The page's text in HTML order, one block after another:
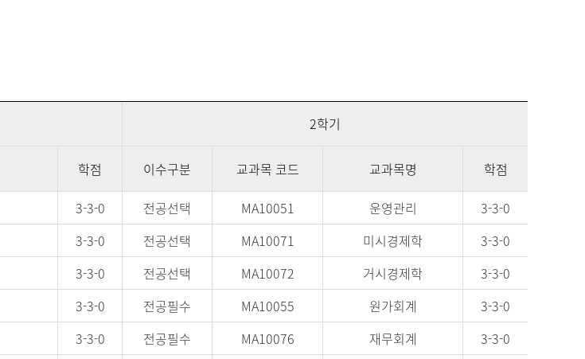
2학기
학점 이수구분 교과목 코드 교과목명 학점
3-3-0 전공선택 MA10051 운영관리
3-3-0
3-3-0 전공선택 MA10071 미시경제학
3-3-0
3-3-0 전공선택 MA10072 거시경제학
3-3-0
3-3-0 전공필수 MA10055 원가회계
3-3-0
3-3-0 전공필수 MA10076 재무회계
3-3-0